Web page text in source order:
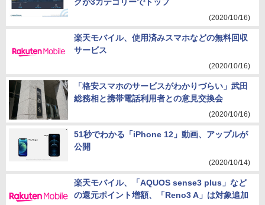
(2020/10/16)
楽天モバイル、使用済みスマホなどの無料回収
サービス
(2020/10/16)
「格安スマホのサービスがわかりづらい」武田
総務相と携帯電話利用者との意見交換会
(2020/10/16)
51秒でわかる「iPhone 12」動画、アップルが
公開
(2020/10/14)
楽天モバイル、「AQUOS sense3 plus」など
の還元ポイント増額、「Reno3 A」は対象追加